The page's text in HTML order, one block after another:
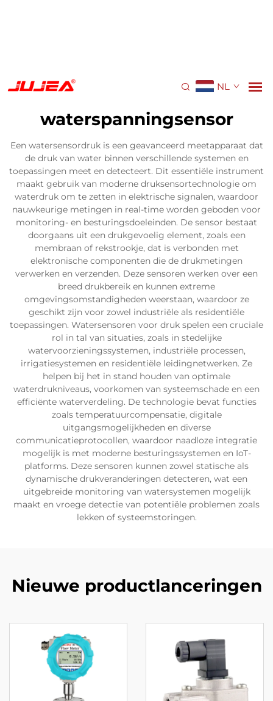
NL
waterspanningsensor
Een watersensordruk is een geavanceerd meetapparaat dat
de druk van water binnen verschillende systemen en
toepassingen meet en detecteert. Dit essentiële instrument
maakt gebruik van moderne druksensortechnologie om
waterdruk om te zetten in elektrische signalen, waardoor
nauwkeurige metingen in real-time worden geboden voor
monitoring- en besturingsdoeleinden. De sensor bestaat
doorgaans uit een drukgevoelig element, zoals een
membraan of rekstrookje, dat is verbonden met
elektronische componenten die de drukmetingen
verwerken en verzenden. Deze sensoren werken over een
breed drukbereik en kunnen extreme
omgevingsomstandigheden weerstaan, waardoor ze
geschikt zijn voor zowel industriële als residentiële
toepassingen. Watersensoren voor druk spelen een cruciale
rol in tal van situaties, zoals in stedelijke
watervoorzieningssystemen, industriële processen,
irrigatiesystemen en residentiële leidingnetwerken. Ze
helpen bij het in stand houden van optimale
waterdrukniveaus, voorkomen van systeemschade en een
efficiënte waterverdeling. De technologie bevat functies
zoals temperatuurcompensatie, digitale
uitgangsmogelijkheden en diverse
communicatieprotocollen, waardoor naadloze integratie
mogelijk is met moderne besturingssystemen en IoT-
platforms. Deze sensoren kunnen zowel statische als
dynamische drukveranderingen detecteren, wat een
uitgebreide monitoring van watersystemen mogelijk
maakt en vroege detectie van potentiële problemen zoals
lekken of systeemstoringen.
Nieuwe productlanceringen